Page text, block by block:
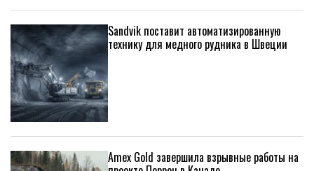
Sandvik поставит автоматизированную
технику для медного рудника в Швеции
Amex Gold завершила взрывные работы на